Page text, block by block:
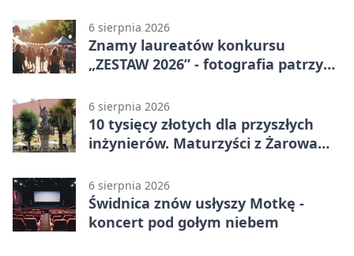
6 sierpnia 2026
Znamy laureatów konkursu
„ZESTAW 2026” - fotografia patrzy
6 sierpnia 2026
10 tysięcy złotych dla przyszłych
inżynierów. Maturzyści z Żarowa
6 sierpnia 2026
Świdnica znów usłyszy Motkę -
koncert pod gołym niebem